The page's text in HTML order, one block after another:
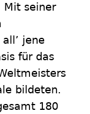
Mit seiner
jene
für das
bildeten.
180